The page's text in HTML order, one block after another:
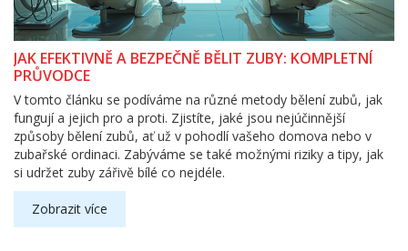
JAK EFEKTIVNĚ A BEZPEČNĚ BĚLIT ZUBY: KOMPLETNÍ
PRŮVODCE
V tomto článku se podíváme na různé metody bělení zubů, jak
fungují a jejich pro a proti. Zjistíte, jaké jsou nejúčinnější
způsoby bělení zubů, ať už v pohodlí vašeho domova nebo v
zubařské ordinaci. Zabýváme se také možnými riziky a tipy, jak
si udržet zuby zářivě bílé co nejdéle.
Zobrazit více